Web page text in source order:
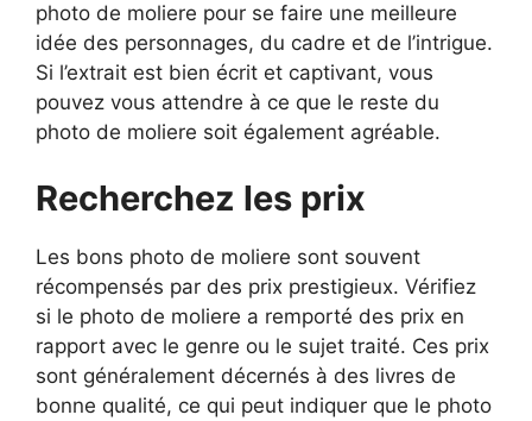
photo de moliere pour se faire une meilleure
idée des personnages, du cadre et de l’intrigue.
Si l’extrait est bien écrit et captivant, vous
pouvez vous attendre à ce que le reste du
photo de moliere soit également agréable.
Recherchez les prix
Les bons photo de moliere sont souvent
récompensés par des prix prestigieux. Vérifiez
si le photo de moliere a remporté des prix en
rapport avec le genre ou le sujet traité. Ces prix
sont généralement décernés à des livres de
bonne qualité, ce qui peut indiquer que le photo